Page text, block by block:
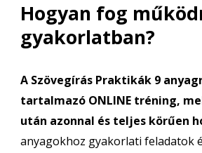
Hogyan fog
gyakorlatban?
A Szövegírás Praktikák 9
tartalmazó ONLINE tréning,
után azonnal és teljes körűen
anyagokhoz gyakorlati feladatok